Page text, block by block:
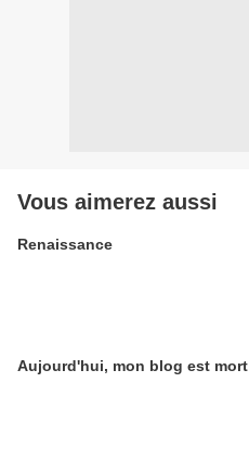
Vous aimerez aussi
Renaissance
Aujourd'hui, mon blog est mort